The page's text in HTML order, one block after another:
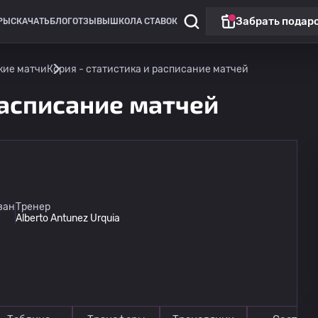
СКАЧАТЬ БЛОГОТЗЫВЫ ШКОЛА СТАВОК Забрать
матчиКория - статистика и расписание матчей
матчей
Тренер
Alberto Antunez Urquia